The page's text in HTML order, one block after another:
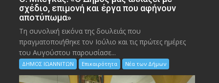
σχέδιο, επιμονή και έργα που αφήνουν
αποτύπωμα»
Τη συνολική εικόνα της δουλειάς που
πραγματοποιήθηκε τον Ιούλιο και τις πρώτες ημέρες
του Αυγούστου παρουσίασε...
ΔΗΜΟΣ ΙΩΑΝΝΙΤΩΝ Επικαιρότητα Νέα των Δήμων